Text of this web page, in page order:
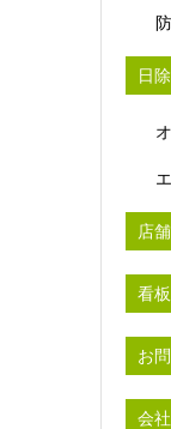
日
店
看板
お
会